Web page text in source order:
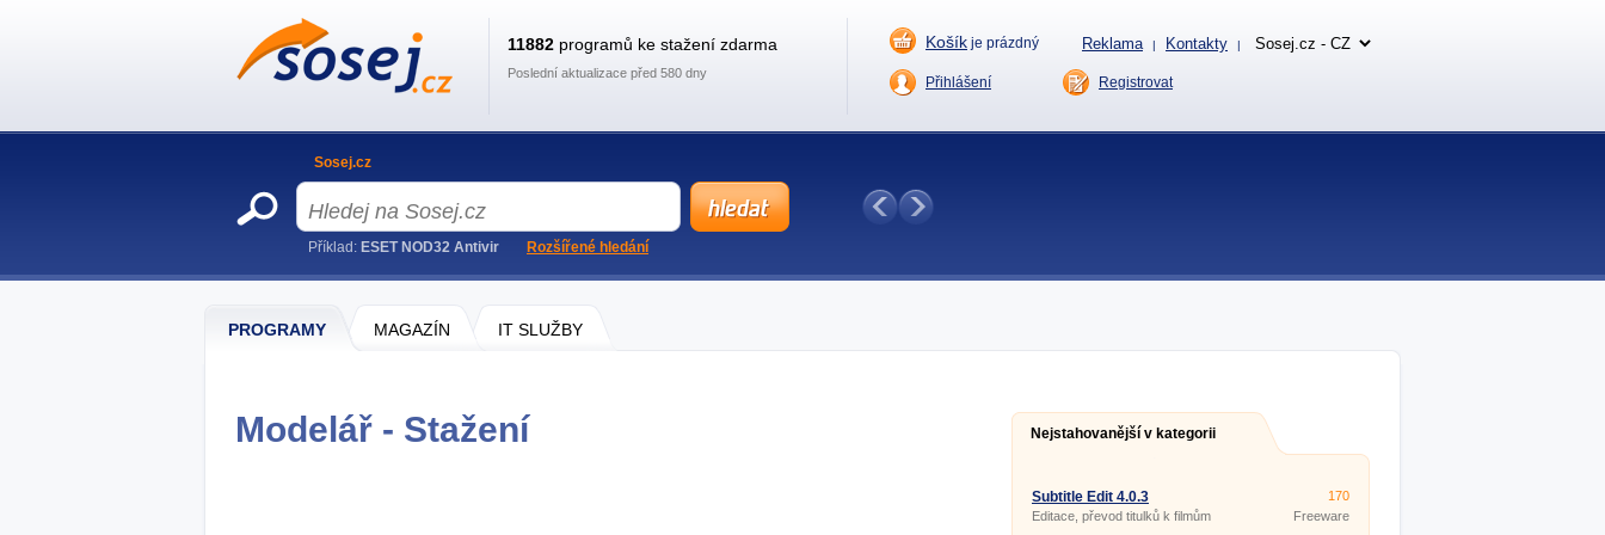
PROGRAMY MAGAZÍN IT SLUŽBY
Modelář - Stažení Nejstahovanější v kategorii
Subtitle Edit 4.0.3
Editace, převod titulků k filmům
170
Freeware
11882 programů ke stažení zdarma
Poslední aktualizace před 580 dny
Košík je prázdný Reklama | Kontakty |
Přihlášení Registrovat
Sosej.cz
Příklad: ESET NOD32 Antivir Rozšířené hledání